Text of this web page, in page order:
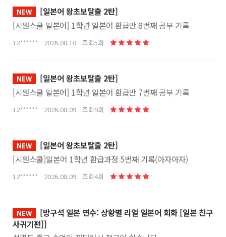
NEW
[일본어 왕초보탈출 2탄]
[시원스쿨 일본어] 1학년 일본어 환급반 8번째 공부 기록
12****** 2026.08.10 조회5회
NEW
[일본어 왕초보탈출 2탄]
[시원스쿨 일본어] 1학년 일본어 환급반 7번째 공부 기록
12****** 2026.08.09 조회9회
NEW
[일본어 왕초보탈출 2탄]
[시원스쿨]일본어 1학년 환급과정 5번째 기록(아자아자)
12****** 2026.08.09 조회4회
NEW
[방구석 일본 연수: 상황별 리얼 일본어 회화 [일본 친구
사귀기편]]